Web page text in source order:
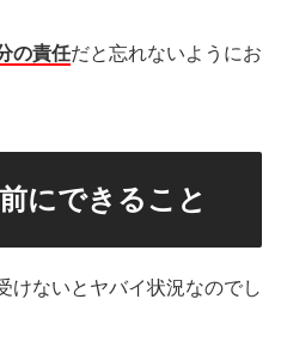
の責任だと忘れないようにお
にできること
けないとヤバイ状況なのでし